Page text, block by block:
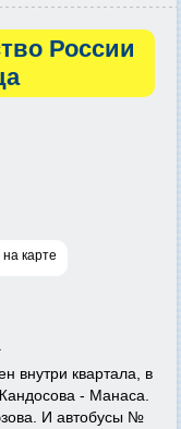
России
на карте
внутри квартала, в
- Манаса.
И автобусы №